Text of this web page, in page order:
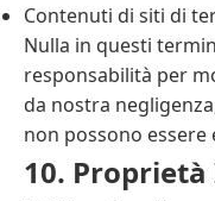
Contenuti di siti di
Nulla in questi
responsabilità per
da nostra
non possono essere
10.